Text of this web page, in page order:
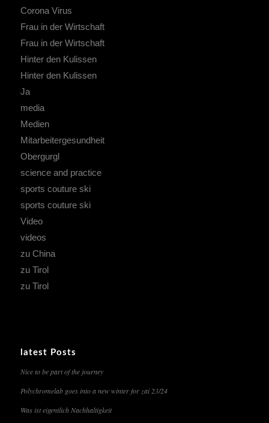
Corona Virus
Frau in der Wirtschaft
Frau in der Wirtschaft
Hinter den Kulissen
Hinter den Kulissen
Ja
media
Medien
Mitarbeitergesundheit
Obergurgl
science and practice
sports couture ski
sports couture ski
Video
videos
zu China
zu Tirol
zu Tirol
latest Posts
Nice to be part of the journey
Polychromelab goes into a new winter for zai 23/24
Was ist eigentlich Nachhaltigkeit